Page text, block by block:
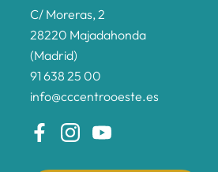
C/ Moreras, 2
28220 Majadahonda
(Madrid)
91 638 25 00
info@cccentrooeste.es